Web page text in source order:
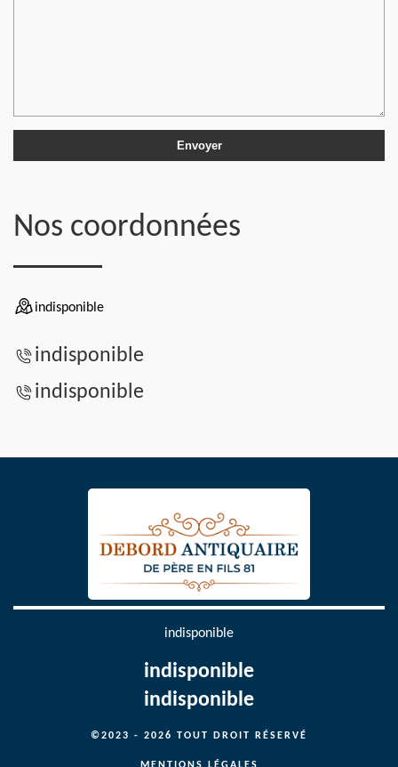
Nos coordonnées
indisponible
indisponible
indisponible
indisponible
indisponible
indisponible
©2023 - 2026 TOUT DROIT RÉSERVÉ